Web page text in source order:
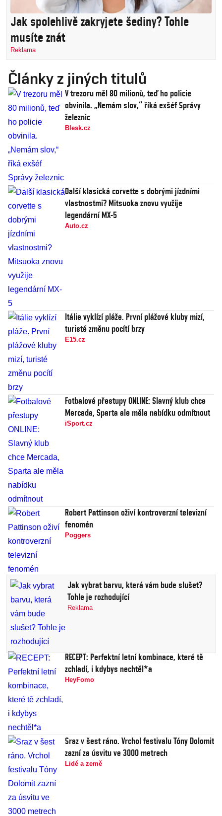
Jak spolehlivě zakryjete šediny? Tohle
musíte znát
Reklama
Články z jiných titulů
V trezoru měl 80 milionů, teď ho policie
obvinila. „Nemám slov,“ říká exšéf Správy
železnic
Blesk.cz
Další klasická corvette s dobrými jízdními
vlastnostmi? Mitsuoka znovu využije
legendární MX-5
Auto.cz
Itálie vyklízí pláže. První plážové kluby mizí,
turisté změnu pocítí brzy
E15.cz
Fotbalové přestupy ONLINE: Slavný klub chce
Mercada, Sparta ale měla nabídku odmítnout
iSport.cz
Robert Pattinson oživí kontroverzní televizní
fenomén
Poggers
Jak vybrat barvu, která vám bude slušet?
Tohle je rozhodující
Reklama
RECEPT: Perfektní letní kombinace, které tě
zchladí, i kdybys nechtěl*a
HeyFomo
Sraz v šest ráno. Vrchol festivalu Tóny Dolomit
zazní za úsvitu ve 3000 metrech
Lidé a země